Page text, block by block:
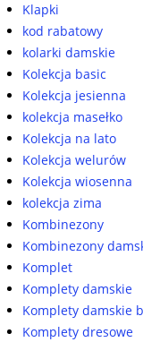
Klapki
kod rabatowy
kolarki damskie
Kolekcja basic
Kolekcja jesienna
kolekcja masełko
Kolekcja na lato
Kolekcja welurów
Kolekcja wiosenna
kolekcja zima
Kombinezony
Kombinezony
Komplet
Komplety damskie
Komplety damskie
Komplety dresowe